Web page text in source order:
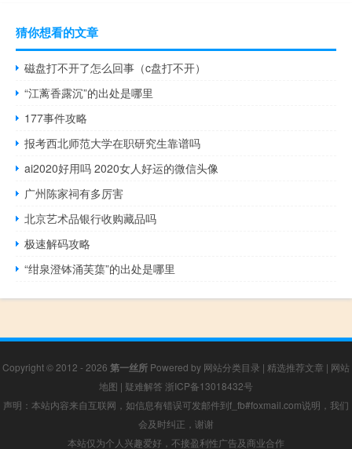
猜你想看的文章
磁盘打不开了怎么回事（c盘打不开）
“江蓠香露沉”的出处是哪里
177事件攻略
报考西北师范大学在职研究生靠谱吗
ai2020好用吗 2020女人好运的微信头像
广州陈家祠有多厉害
北京艺术品银行收购藏品吗
极速解码攻略
“绀泉澄钵涌芙蕖”的出处是哪里
Copyright © 2012 - 2026 第一丝所 Powered by 网站分类目录 | 精选推荐文章 | 网站
地图 | 疑难解答 浙ICP备13018432号
声明：本站内容来自互联网，如信息有错误可发邮件到f_fb#foxmail.com说明，我们
会及时纠正，谢谢
本站仅为个人兴趣爱好，不接盈利性广告及商业合作